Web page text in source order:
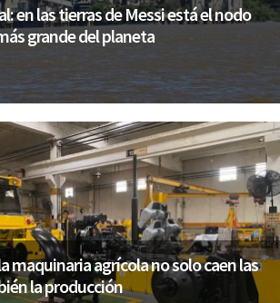
en las tierras de Messi está el nodo
grande del planeta
maquinaria agrícola no solo caen las
la producción